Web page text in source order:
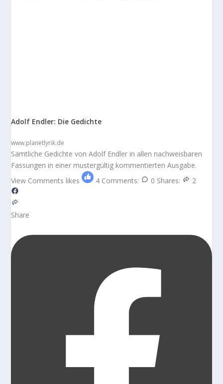
Adolf Endler: Die Gedichte
www.planetlyrik.de
Sämtliche Gedichte von Adolf Endler in allen nachweisbaren
Fassungen in einer mustergültig kommentierten Ausgabe.
View Comments likes 4 Comments: 0 Shares: 2
Share